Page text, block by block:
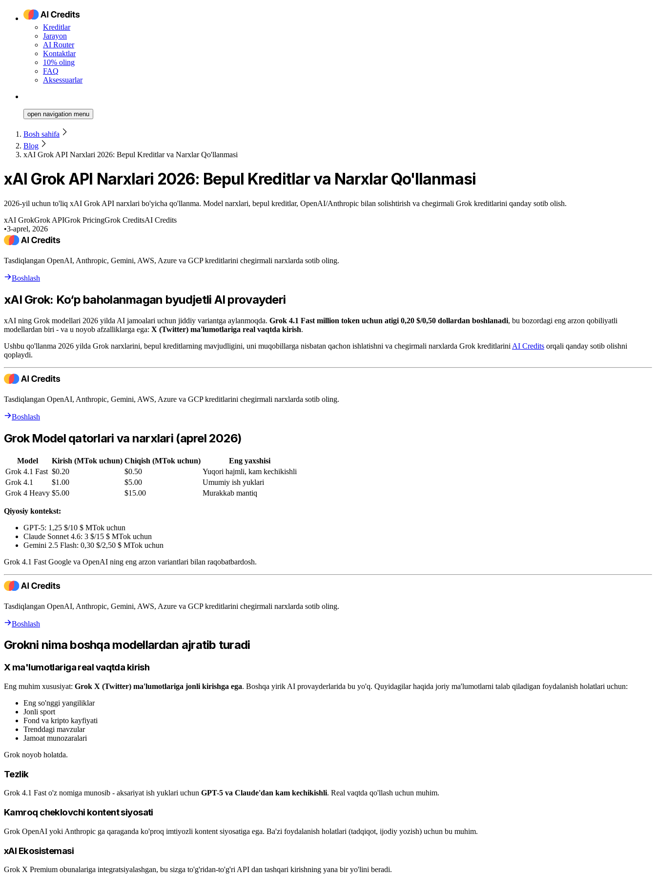
Kreditlar
Jarayon
AI Router
Kontaktlar
10% oling
FAQ
Aksessuarlar
open navigation menu
Bosh sahifa
Blog
xAI Grok API Narxlari 2026: Bepul Kreditlar va Narxlar Qo'llanmasi
xAI Grok API Narxlari 2026: Bepul Kreditlar va Narxlar Qo'llanmasi
2026-yil uchun to'liq xAI Grok API narxlari bo'yicha qo'llanma. Model narxlari, bepul kreditlar, OpenAI/Anthropic bilan solishtirish va chegirmali Grok kreditlarini qanday sotib olish.
xAI GrokGrok APIGrok PricingGrok CreditsAI Credits
•3-aprel, 2026
Tasdiqlangan OpenAI, Anthropic, Gemini, AWS, Azure va GCP kreditlarini chegirmali narxlarda sotib oling.
Boshlash
xAI Grok: Ko‘p baholanmagan byudjetli AI provayderi
xAI ning Grok modellari 2026 yilda AI jamoalari uchun jiddiy variantga aylanmoqda. Grok 4.1 Fast million token uchun atigi 0,20 $/0,50 dollardan boshlanadi, bu bozordagi eng arzon qobiliyatli
modellardan biri - va u noyob afzalliklarga ega: X (Twitter) ma'lumotlariga real vaqtda kirish.
Ushbu qo'llanma 2026 yilda Grok narxlarini, bepul kreditlarning mavjudligini, uni muqobillarga nisbatan qachon ishlatishni va chegirmali narxlarda Grok kreditlarini AI Credits orqali qanday sotib olishni
qoplaydi.
Tasdiqlangan OpenAI, Anthropic, Gemini, AWS, Azure va GCP kreditlarini chegirmali narxlarda sotib oling.
Boshlash
Grok Model qatorlari va narxlari (aprel 2026)
Model Kirish (MTok uchun) Chiqish (MTok uchun)
Eng yaxshisi
Grok 4.1 Fast $0.20 $0.50
Yuqori hajmli, kam kechikishli
Grok 4.1
$1.00 $5.00
Umumiy ish yuklari
Grok 4 Heavy $5.00 $15.00 Murakkab mantiq
Qiyosiy kontekst:
GPT-5: 1,25 $/10 $ MTok uchun
Claude Sonnet 4.6: 3 $/15 $ MTok uchun
Gemini 2.5 Flash: 0,30 $/2,50 $ MTok uchun
Grok 4.1 Fast Google va OpenAI ning eng arzon variantlari bilan raqobatbardosh.
Tasdiqlangan OpenAI, Anthropic, Gemini, AWS, Azure va GCP kreditlarini chegirmali narxlarda sotib oling.
Boshlash
Grokni nima boshqa modellardan ajratib turadi
X ma'lumotlariga real vaqtda kirish
Eng muhim xususiyat: Grok X (Twitter) ma'lumotlariga jonli kirishga ega. Boshqa yirik AI provayderlarida bu yo'q. Quyidagilar haqida joriy ma'lumotlarni talab qiladigan foydalanish holatlari uchun:
Eng so'nggi yangiliklar
Jonli sport
Fond va kripto kayfiyati
Trenddagi mavzular
Jamoat munozaralari
Grok noyob holatda.
Tezlik
Grok 4.1 Fast o'z nomiga munosib - aksariyat ish yuklari uchun GPT-5 va Claude'dan kam kechikishli. Real vaqtda qo'llash uchun muhim.
Kamroq cheklovchi kontent siyosati
Grok OpenAI yoki Anthropic ga qaraganda ko'proq imtiyozli kontent siyosatiga ega. Ba'zi foydalanish holatlari (tadqiqot, ijodiy yozish) uchun bu muhim.
xAI Ekosistemasi
Grok X Premium obunalariga integratsiyalashgan, bu sizga to'g'ridan-to'g'ri API dan tashqari kirishning yana bir yo'lini beradi.